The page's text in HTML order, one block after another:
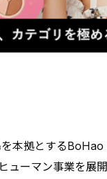
本拠とする
ューマン事業を